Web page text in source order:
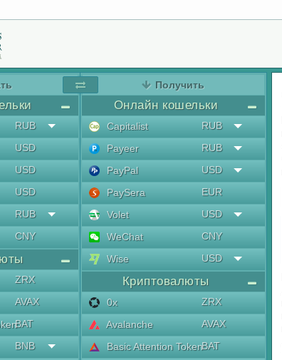
RUB
USD
USD
USD
RUB
CNY
ZRX
AVAX
BAT
BNB
Получить
Онлайн кошельки
Capitalist
RUB
Payeer
RUB
PayPal
USD
PaySera
EUR
Volet
USD
WeChat
CNY
Wise
USD
Криптовалюты
0x
ZRX
Avalanche
AVAX
Basic Attention TokenBAT